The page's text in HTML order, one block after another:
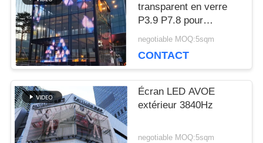
LES
AFFAIRES
LE
BLOG
transparent en verre
P3.9 P7.8 pour
extérieur, pour centre
negotiable MOQ:5sqm
CONTACT
Écran LED AVOE
extérieur 3840Hz
negotiable MOQ:5sqm